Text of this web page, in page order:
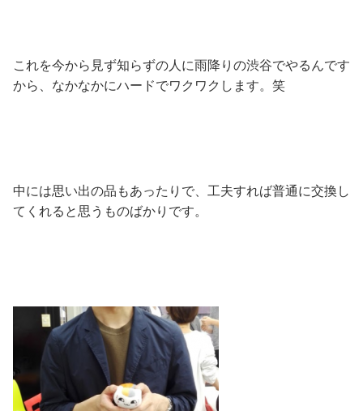
これを今から見ず知らずの人に雨降りの渋谷でやるんです
から、なかなかにハードでワクワクします。笑
中には思い出の品もあったりで、工夫すれば普通に交換し
てくれると思うものばかりです。